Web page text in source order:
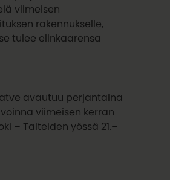
viimeisen
rakennukselle,
tulee elinkaarensa
avautuu perjantaina
viimeisen kerran
– Taiteiden yössä 21.–